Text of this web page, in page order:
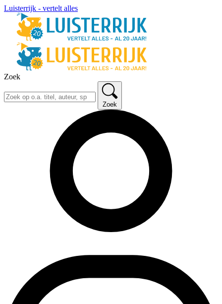
Luisterrijk - vertelt alles
Zoek
Zoek